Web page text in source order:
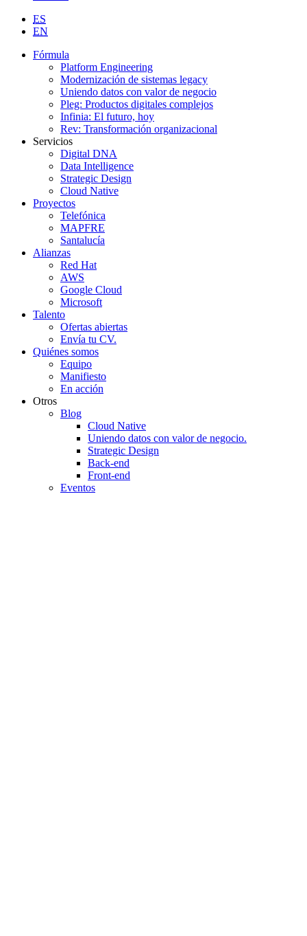
ES
EN
Fórmula
Platform Engineering
Modernización de sistemas legacy
Uniendo datos con valor de negocio
Pleg: Productos digitales complejos
Infinia: El futuro, hoy
Rev: Transformación organizacional
Servicios
Digital DNA
Data Intelligence
Strategic Design
Cloud Native
Proyectos
Telefónica
MAPFRE
Santalucía
Alianzas
Red Hat
AWS
Google Cloud
Microsoft
Talento
Ofertas abiertas
Envía tu CV.
Quiénes somos
Equipo
Manifiesto
En acción
Otros
Blog
Cloud Native
Uniendo datos con valor de negocio.
Strategic Design
Back-end
Front-end
Eventos